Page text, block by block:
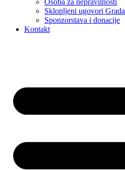
Sklopljeni ugovori Grada
Sponzorstava i donacije
Kontakt